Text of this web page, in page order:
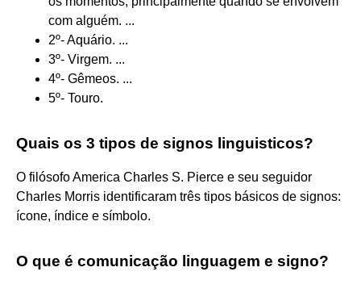
com alguém. ...
2º- Aquário. ...
3º- Virgem. ...
4º- Gêmeos. ...
5º- Touro.
Quais os 3 tipos de signos linguisticos?
O filósofo America Charles S. Pierce e seu seguidor
Charles Morris identificaram três tipos básicos de signos:
ícone, índice e símbolo.
O que é comunicação linguagem e signo?